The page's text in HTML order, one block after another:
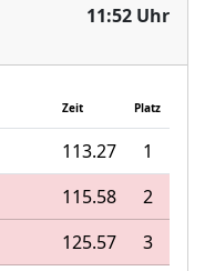
11:52 Uhr
Zeit Platz
113.27
1
115.58
2
125.57 3